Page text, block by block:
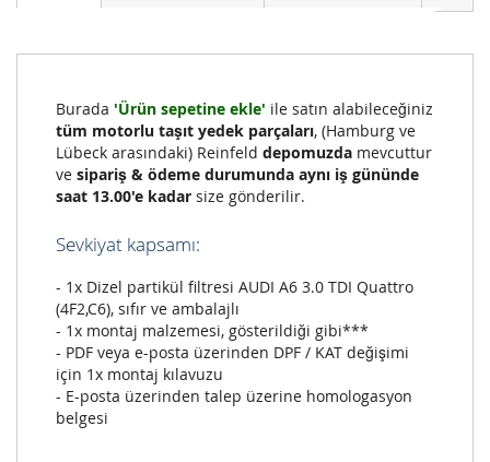
Burada 'Ürün sepetine ekle' ile satın alabileceğiniz
tüm motorlu taşıt yedek parçaları, (Hamburg ve
Lübeck arasındaki) Reinfeld depomuzda mevcuttur
ve sipariş & ödeme durumunda aynı iş gününde
saat 13.00'e kadar size gönderilir.
Sevkiyat kapsamı:
- 1x Dizel partikül filtresi AUDI A6 3.0 TDI Quattro
(4F2,C6), sıfır ve ambalajlı
- 1x montaj malzemesi, gösterildiği gibi***
- PDF veya e-posta üzerinden DPF / KAT değişimi
için 1x montaj kılavuzu
- E-posta üzerinden talep üzerine homologasyon
belgesi